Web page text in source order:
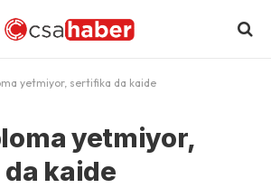
yetmiyor, sertifika da kaide
yetmiyor,
kaide